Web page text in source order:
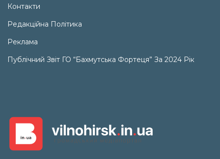
Контакти
Редакційна Політика
Реклама
Публічний Звіт ГО “Бахмутська Фортеця” За 2024 Рік